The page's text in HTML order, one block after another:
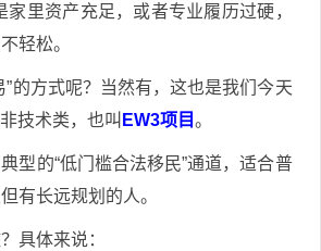
家里资产充足，或者专业履历过硬，
轻松。
”的方式呢？当然有，这也是我们今天
技术类，也叫 EW3项目。
型的“低门槛合法移民”通道，适合普
有长远规划的人。
具体来说：